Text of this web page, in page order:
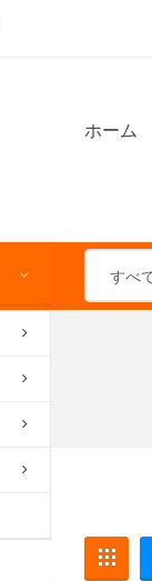
ホーム
すべ